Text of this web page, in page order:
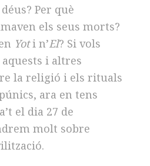
Per què
els seus morts?
Yoti n’El? Si vols
i altres
la religió i els rituals
ara en tens
el dia 27 de
molt sobre